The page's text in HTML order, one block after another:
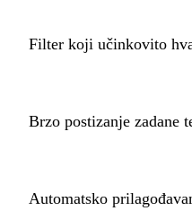
Filter koji učinkovito
Brzo postizanje zadane
Automatsko